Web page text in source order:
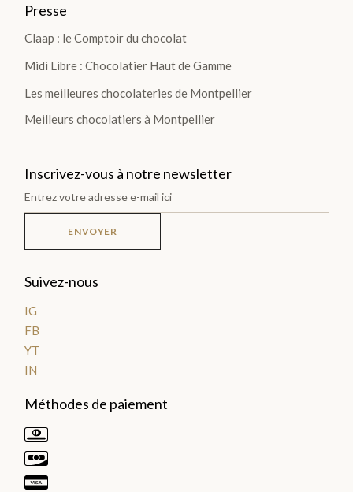
LA
COLLECTION
NTA
TIO
NS
>
LES
GOURMANDISES
Presse
Claap : le Comptoir du chocolat
Midi Libre : Chocolatier Haut de Gamme
Les meilleures chocolateries de Montpellier
Meilleurs chocolatiers à Montpellier
Inscrivez-vous à notre newsletter
ENVOYER
Suivez-nous
IG
FB
YT
IN
Méthodes de paiement